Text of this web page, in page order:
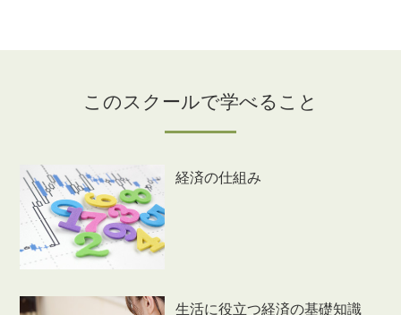
このスクールで学べること
経済の仕組み
生活に役立つ経済の基礎知識